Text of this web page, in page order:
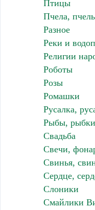
Птицы
Пчела,
Разное
Реки и
Религии
Роботы
Розы
Ромашки
Русалка,
Рыбы, рыбки
Свадьба
Свечи,
Свинья,
Сердце,
Слоники
Смайлики